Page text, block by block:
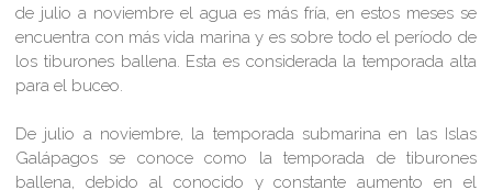
de julio a noviembre el agua es más fría, en estos meses se
encuentra con más vida marina y es sobre todo el período de
los tiburones ballena. Esta es considerada la temporada alta
para el buceo.
De julio a noviembre, la temporada submarina en las Islas
Galápagos se conoce como la temporada de tiburones
ballena, debido al conocido y constante aumento en el